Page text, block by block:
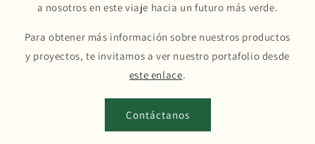
a nosotros en este viaje hacia un futuro más verde.
Para obtener más información sobre nuestros productos
y proyectos, te invitamos a ver nuestro portafolio desde
este enlace.
Contáctanos